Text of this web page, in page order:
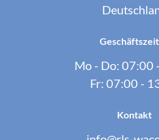
Mo - Do: 07:00
Fr: 07:00 -
Kontakt